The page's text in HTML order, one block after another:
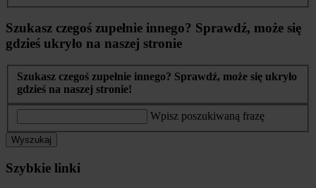
Szukasz czegoś zupełnie innego? Sprawdź, może się
gdzieś ukryło na naszej stronie
Szukasz czegoś zupełnie innego? Sprawdź, może się ukryło
gdzieś na naszej stronie!
Wpisz poszukiwaną frazę
Wyszukaj
Szybkie linki